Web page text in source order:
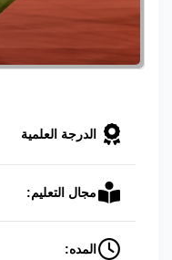
الدرجة العلمية
مجال التعليم:
المده: